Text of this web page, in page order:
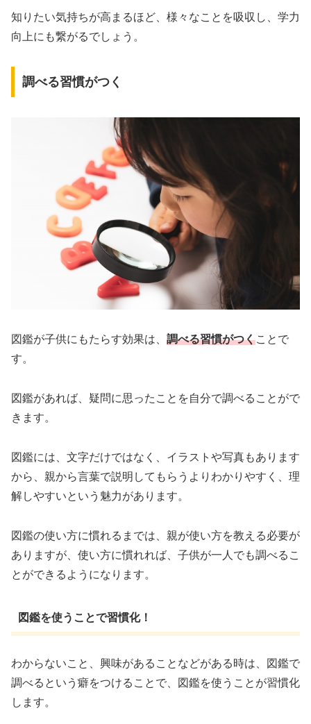
知りたい気持ちが高まるほど、様々なことを吸収し、学力
向上にも繋がるでしょう。
調べる習慣がつく
図鑑が子供にもたらす効果は、 調べる習慣がつくことで
す。
図鑑があれば、疑問に思ったことを自分で調べることがで
きます。
図鑑には、文字だけではなく、イラストや写真もあります
から、親から言葉で説明してもらうよりわかりやすく、理
解しやすいという魅力があります。
図鑑の使い方に慣れるまでは、親が使い方を教える必要が
ありますが、使い方に慣れれば、子供が一人でも調べるこ
とができるようになります。
図鑑を使うことで習慣化！
わからないこと、興味があることなどがある時は、図鑑で
調べるという癖をつけることで、図鑑を使うことが習慣化
します。